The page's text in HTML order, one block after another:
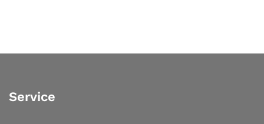
Service